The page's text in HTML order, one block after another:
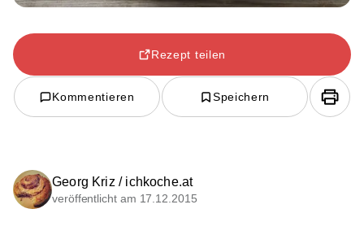
Rezept teilen
Kommentieren Speichern
Georg Kriz / ichkoche.at
veröffentlicht am 17.12.2015